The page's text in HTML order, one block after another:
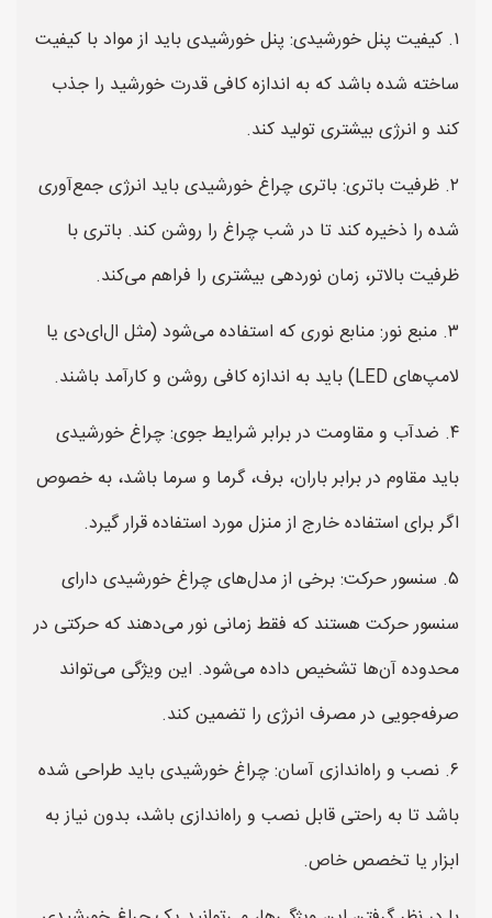
۱. کیفیت پنل خورشیدی: پنل خورشیدی باید از مواد با کیفیت
ساخته شده باشد که به اندازه کافی قدرت خورشید را جذب
کند و انرژی بیشتری تولید کند.
۲. ظرفیت باتری: باتری چراغ خورشیدی باید انرژی جمع‌آوری
شده را ذخیره کند تا در شب چراغ را روشن کند. باتری با
ظرفیت بالاتر، زمان نوردهی بیشتری را فراهم می‌کند.
۳. منبع نور: منابع نوری که استفاده می‌شود (مثل ال‌ای‌دی یا
لامپ‌های LED) باید به اندازه کافی روشن و کارآمد باشند.
۴. ضدآب و مقاومت در برابر شرایط جوی: چراغ خورشیدی
باید مقاوم در برابر باران، برف، گرما و سرما باشد، به خصوص
اگر برای استفاده خارج از منزل مورد استفاده قرار گیرد.
۵. سنسور حرکت: برخی از مدل‌های چراغ خورشیدی دارای
سنسور حرکت هستند که فقط زمانی نور می‌دهند که حرکتی در
محدوده آن‌ها تشخیص داده می‌شود. این ویژگی می‌تواند
صرفه‌جویی در مصرف انرژی را تضمین کند.
۶. نصب و راه‌اندازی آسان: چراغ خورشیدی باید طراحی شده
باشد تا به راحتی قابل نصب و راه‌اندازی باشد، بدون نیاز به
ابزار یا تخصص خاص.